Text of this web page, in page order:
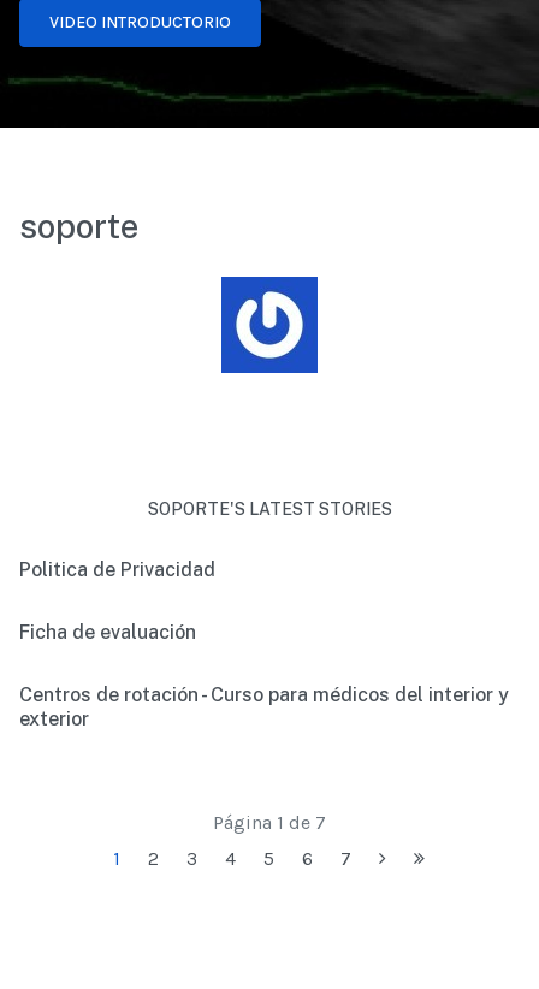
VIDEO INTRODUCTORIO
soporte
SOPORTE'S LATEST STORIES
Politica de Privacidad
Ficha de evaluación
Centros de rotación - Curso para médicos del interior y
exterior
1 2 3 4 5 6 7
Página 1 de 7